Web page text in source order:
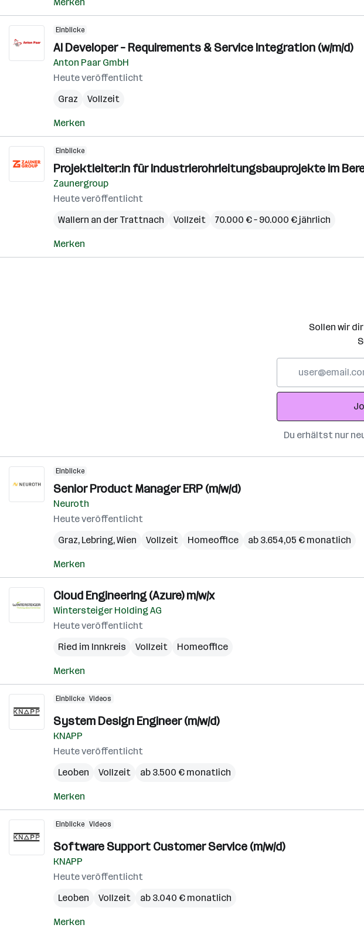
Einblicke
AI Developer – Requirements & Service Integration (w/m/d)
Anton Paar GmbH
Heute veröffentlicht
Graz
Vollzeit
Merken
Einblicke
Projektleiter:in für Industrierohrleitungsbauprojekte im
Zaunergroup
Heute veröffentlicht
Wallern an der Trattnach
Vollzeit 70.000 € – 90.000 € jährlich
Merken
Sollen wir
Adresse
Du erhältst nur
Einblicke
Senior Product Manager ERP (m/w/d)
Neuroth
Heute veröffentlicht
Graz, Lebring,Wien Vollzeit Homeoffice ab 3.654,05 € monatlich
Merken
Cloud Engineering (Azure) m/w/x
Wintersteiger Holding AG
Heute veröffentlicht
Ried im Innkreis
Vollzeit Homeoffice
Merken
Einblicke Videos
System Design Engineer (m/w/d)
KNAPP
Heute veröffentlicht
Leoben
Vollzeit ab 3.500 € monatlich
Merken
Einblicke Videos
Software Support Customer Service (m/w/d)
KNAPP
Heute veröffentlicht
Leoben
Vollzeit ab 3.040 € monatlich
Merken